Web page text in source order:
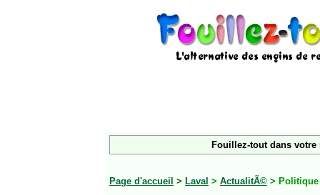
Fouillez-tout dans votre
Page d'accueil > Laval > ActualitÃ© > Politique